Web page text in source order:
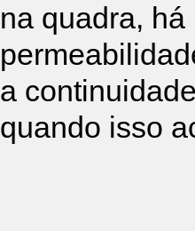
na quadra,
a
quando isso